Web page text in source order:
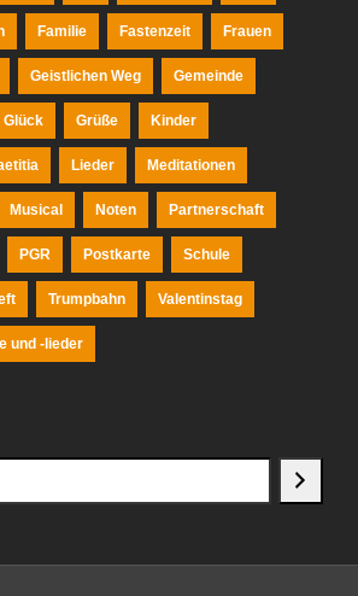
Familie Fastenzeit Frauen
Geistlichen Weg Gemeinde
Glück Grüße Kinder
Lieder Meditationen
Musical Noten Partnerschaft
PGR Postkarte Schule
Trumpbahn Valentinstag
und -lieder